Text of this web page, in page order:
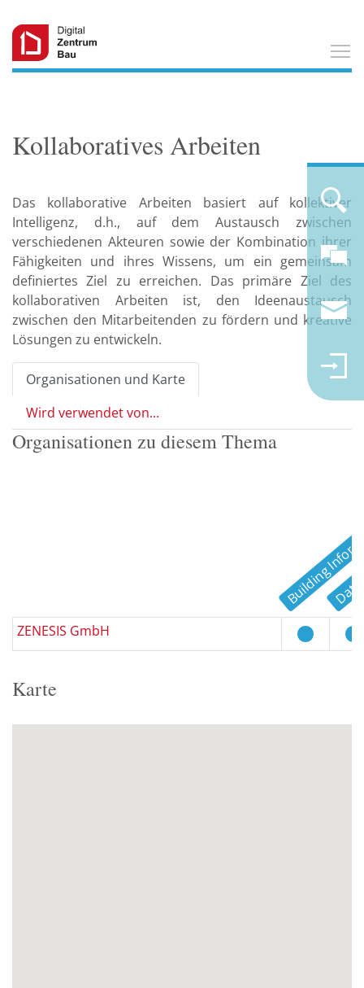
Kollaboratives Arbeiten
Das kollaborative Arbeiten basiert auf kollektiver
Intelligenz, d.h., auf dem Austausch zwischen
verschiedenen Akteuren sowie der Kombination ihrer
Fähigkeiten und ihres Wissens, um ein gemeinsam
definiertes Ziel zu erreichen. Das primäre Ziel des
kollaborativen Arbeiten ist, den Ideenaustausch
zwischen den Mitarbeitenden zu fördern und kreative
Lösungen zu entwickeln.
Organisationen und Karte
Wird verwendet von...
Organisationen zu diesem Thema
ZENESIS GmbH
Karte